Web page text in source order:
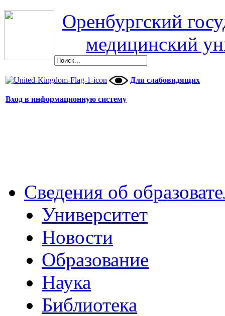
Оренбургский
медицинский
Для слабовидящих
Вход в информационную систему
Сведения об
Университет
Новости
Образование
Наука
Библиотека